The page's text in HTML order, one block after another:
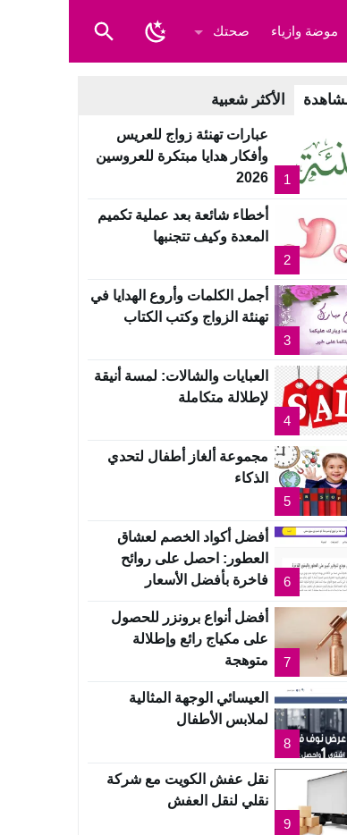
موضة وازياء صحتك
مشاهدة الأكثر شعبية
1
عبارات تهنئة زواج للعريس
وأفكار هدايا مبتكرة للعروسين
2026
2
أخطاء شائعة بعد عملية تكميم
المعدة وكيف تتجنبها
3
أجمل الكلمات وأروع الهدايا في
تهنئة الزواج وكتب الكتاب
4
العبايات والشالات: لمسة أنيقة
لإطلالة متكاملة
5
مجموعة ألغاز أطفال لتحدي
الذكاء
6
أفضل أكواد الخصم لعشاق
العطور: احصل على روائح
فاخرة بأفضل الأسعار
7
أفضل أنواع برونزر للحصول
على مكياج رائع وإطلالة
متوهجة
8
العيسائي الوجهة المثالية
لملابس الأطفال
9
نقل عفش الكويت مع شركة
نقلي لنقل العفش